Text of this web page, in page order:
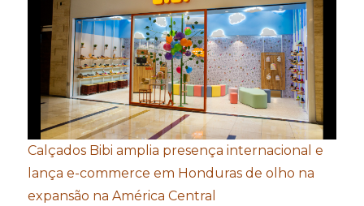
Calçados Bibi amplia presença internacional e
lança e-commerce em Honduras de olho na
expansão na América Central